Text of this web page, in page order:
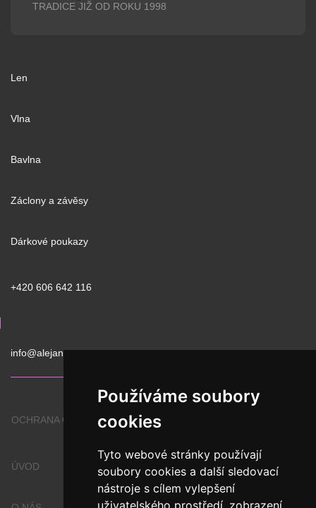
Používáme soubory
cookies
Tyto webové stránky používají
soubory cookies a další sledovací
nástroje s cílem vylepšení
uživatelského prostředí, zobrazení
TRADICE JIŽ OD ROKU 1998
Len
Vlna
Bavlna
Záclony a závěsy
Dárkové poukazy
+420 606 642 116
info@alejan.cz
OCHRANA OSOBNÍCH ÚDAJŮ
ÚVOD